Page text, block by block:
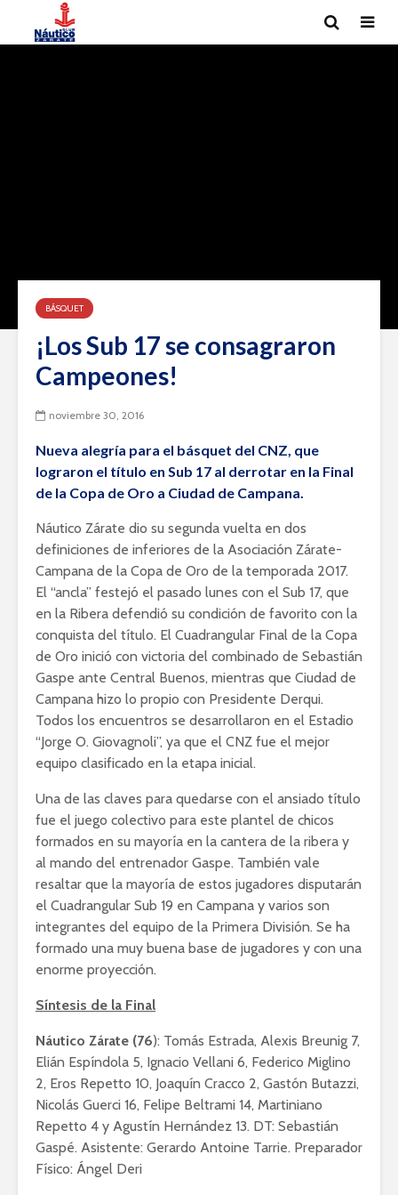
BÁSQUET
¡Los Sub 17 se consagraron
Campeones!
noviembre 30, 2016
Nueva alegría para el básquet del CNZ, que
lograron el título en Sub 17 al derrotar en la Final
de la Copa de Oro a Ciudad de Campana.
Náutico Zárate dio su segunda vuelta en dos
definiciones de inferiores de la Asociación Zárate-
Campana de la Copa de Oro de la temporada 2017.
El “ancla” festejó el pasado lunes con el Sub 17, que
en la Ribera defendió su condición de favorito con la
conquista del título. El Cuadrangular Final de la Copa
de Oro inició con victoria del combinado de Sebastián
Gaspe ante Central Buenos, mientras que Ciudad de
Campana hizo lo propio con Presidente Derqui.
Todos los encuentros se desarrollaron en el Estadio
“Jorge O. Giovagnoli”, ya que el CNZ fue el mejor
equipo clasificado en la etapa inicial.
Una de las claves para quedarse con el ansiado título
fue el juego colectivo para este plantel de chicos
formados en su mayoría en la cantera de la ribera y
al mando del entrenador Gaspe. También vale
resaltar que la mayoría de estos jugadores disputarán
el Cuadrangular Sub 19 en Campana y varios son
integrantes del equipo de la Primera División. Se ha
formado una muy buena base de jugadores y con una
enorme proyección.
Síntesis de la Final
Náutico Zárate (76): Tomás Estrada, Alexis Breunig 7,
Elián Espíndola 5, Ignacio Vellani 6, Federico Miglino
2, Eros Repetto 10, Joaquín Cracco 2, Gastón Butazzi,
Nicolás Guerci 16, Felipe Beltrami 14, Martiniano
Repetto 4 y Agustín Hernández 13. DT: Sebastián
Gaspé. Asistente: Gerardo Antoine Tarrie. Preparador
Físico: Ángel Deri